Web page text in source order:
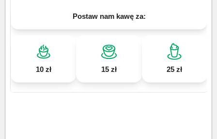
Postaw nam kawę za:
10 zł 15 zł 25 zł